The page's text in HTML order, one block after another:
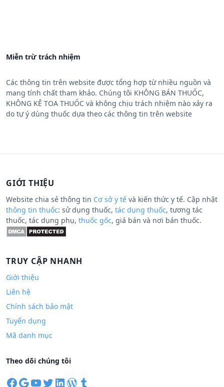
Miễn trừ trách nhiệm
Các thông tin trên website được tổng hợp từ nhiều nguồn và
mang tính chất tham khảo. Chúng tôi KHÔNG BÁN THUỐC,
KHÔNG KÊ TOA THUỐC và không chịu trách nhiệm nào xảy ra
do tự ý dùng thuốc dựa theo các thông tin trên website
GIỚI THIỆU
Website chia sẻ thông tin Cơ sở y tế và kiến thức y tế. Cập nhật
thông tin thuốc: sử dụng thuốc, tác dụng thuốc, tương tác
thuốc, tác dụng phụ, thuốc gốc, giá bán và nơi bán thuốc.
TRUY CẬP NHANH
Giới thiệu
Liên hệ
Chính sách bảo mật
Tuyển dụng
Mã danh mục
Theo dõi chúng tôi
F G Y T L W